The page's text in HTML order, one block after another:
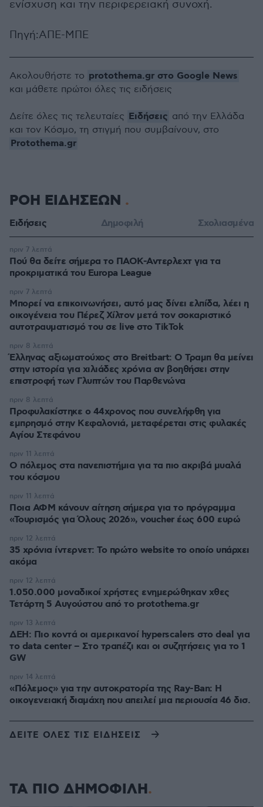
ενίσχυση και την περιφερειακή συνοχή.
Πηγή:ΑΠΕ-ΜΠΕ
Ακολουθήστε το protothema.gr στο Google News
και μάθετε πρώτοι όλες τις ειδήσεις
Δείτε όλες τις τελευταίες Ειδήσεις από την Ελλάδα
και τον Κόσμο, τη στιγμή που συμβαίνουν, στο
Protothema.gr
ΡΟΗ ΕΙΔΗΣΕΩΝ
Ειδήσεις Δημοφιλή Σχολιασμένα
Πού θα δείτε σήμερα το ΠΑΟΚ-Αντερλεχτ για τα
προκριματικά του Europa League
πριν 7 λεπτά
Μπορεί να επικοινωνήσει, αυτό μας δίνει ελπίδα, λέει η
οικογένεια του Πέρεζ Χίλτον μετά τον σοκαριστικό
αυτοτραυματισμό του σε live στο TikTok
πριν 7 λεπτά
Έλληνας αξιωματούχος στο Breitbart: Ο Τραμπ θα μείνει
στην ιστορία για χιλιάδες χρόνια αν βοηθήσει στην
επιστροφή των Γλυπτών του Παρθενώνα
πριν 8 λεπτά
Προφυλακίστηκε ο 44χρονος που συνελήφθη για
εμπρησμό στην Κεφαλονιά, μεταφέρεται στις φυλακές
Αγίου Στεφάνου
πριν 8 λεπτά
Ο πόλεμος στα πανεπιστήμια για τα πιο ακριβά μυαλά
του κόσμου
πριν 11 λεπτά
Ποια ΑΦΜ κάνουν αίτηση σήμερα για το πρόγραμμα
«Τουρισμός για Όλους 2026», voucher έως 600 ευρώ
πριν 11 λεπτά
35 χρόνια ίντερνετ: Το πρώτο website το οποίο υπάρχει
ακόμα
πριν 12 λεπτά
1.050.000 μοναδικοί χρήστες ενημερώθηκαν χθες
Τετάρτη 5 Αυγούστου από το protothema.gr
πριν 12 λεπτά
ΔΕΗ: Πιο κοντά οι αμερικανοί hyperscalers στο deal για
το data center – Στο τραπέζι και οι συζητήσεις για το 1
GW
πριν 13 λεπτά
«Πόλεμος» για την αυτοκρατορία της Ray-Ban: Η
οικογενειακή διαμάχη που απειλεί μια περιουσία 46 δισ.
πριν 14 λεπτά
ΔΕΙΤΕ ΟΛΕΣ ΤΙΣ ΕΙΔΗΣΕΙΣ
ΤΑ ΠΙΟ ΔΗΜΟΦΙΛΗ